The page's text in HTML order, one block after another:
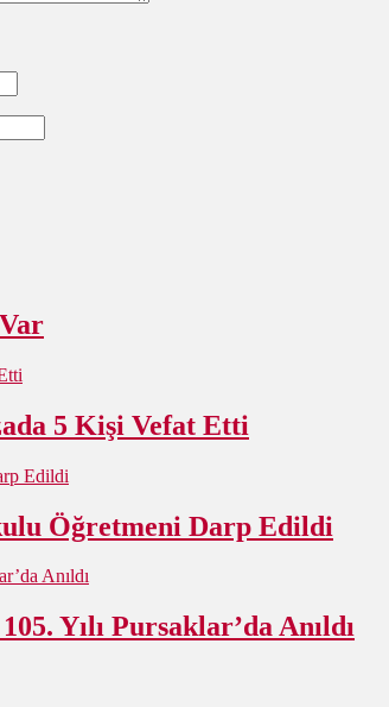
5 Kişi Vefat Etti
Öğretmeni Darp Edildi
Yılı Pursaklar’da Anıldı